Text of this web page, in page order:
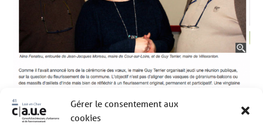
Gérer le consentement aux
cookies